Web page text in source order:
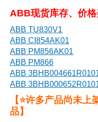
ABB现货库存、价
ABB TU830V1
ABB CI854AK01
ABB PM856AK01
ABB PM866
ABB
ABB
【⭐许多产品尚未
品】